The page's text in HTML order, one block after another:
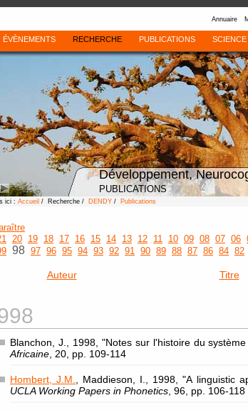
Annuaire
ÉVÈNEMENTS RECHERCHE PUBLICATIONS
Développement,
PUBLICATIONS
ici : Accueil / Recherche / DENDY / Publications
20 19 18 17 16 15 14 13 12 11 10 09 08 07 06
98 97 96 95 94 93 92 91 90 89 88 87 86 84 82
Auteur Titre
Blanchon, J., 1998, "Notes sur l'histoire du
Africaine , 20, pp. 109-114
Hombert, J.M.
, Maddieson, I., 1998, "A linguistic
UCLA Working Papers in Phonetics , 96, pp. 106-118